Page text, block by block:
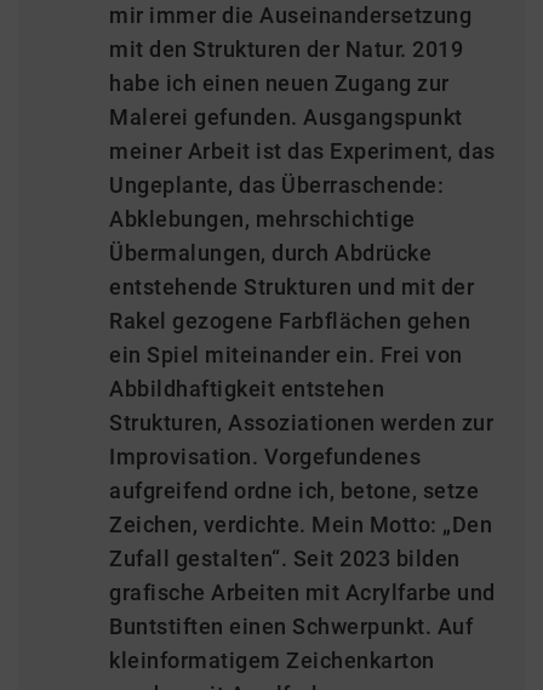
mir immer die Auseinandersetzung
mit den Strukturen der Natur. 2019
habe ich einen neuen Zugang zur
Malerei gefunden. Ausgangspunkt
meiner Arbeit ist das Experiment, das
Ungeplante, das Überraschende:
Abklebungen, mehrschichtige
Übermalungen, durch Abdrücke
entstehende Strukturen und mit der
Rakel gezogene Farbflächen gehen
ein Spiel miteinander ein. Frei von
Abbildhaftigkeit entstehen
Strukturen, Assoziationen werden zur
Improvisation. Vorgefundenes
aufgreifend ordne ich, betone, setze
Zeichen, verdichte. Mein Motto: „Den
Zufall gestalten“. Seit 2023 bilden
grafische Arbeiten mit Acrylfarbe und
Buntstiften einen Schwerpunkt. Auf
kleinformatigem Zeichenkarton